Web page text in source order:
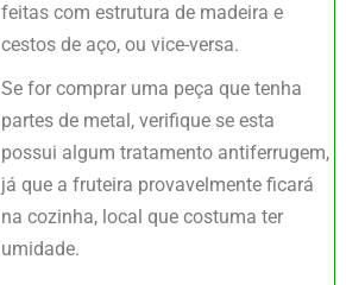
feitas com estrutura de madeira e
cestos de aço, ou vice-versa.
Se for comprar uma peça que tenha
partes de metal, verifique se esta
possui algum tratamento antiferrugem,
já que a fruteira provavelmente ficará
na cozinha, local que costuma ter
umidade.